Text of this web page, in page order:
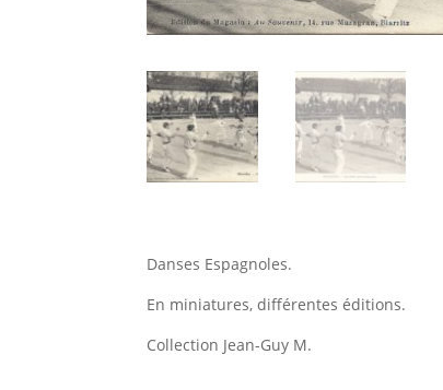
Danses Espagnoles.
En miniatures, différentes éditions.
Collection Jean-Guy M.